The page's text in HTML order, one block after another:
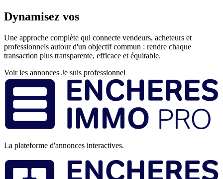
Dynamisez vos
Une approche complète qui connecte vendeurs, acheteurs et
professionnels autour d'un objectif commun : rendre chaque
transaction plus transparente, efficace et équitable.
Voir les annonces Je suis professionnel
Pied
de
page
La plateforme d'annonces interactives.